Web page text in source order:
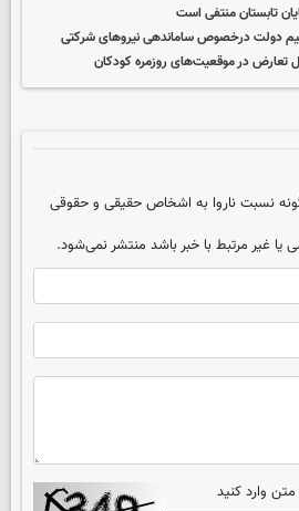
تابستان منتفی است
دولت درخصوص ساماندهی نیروهای شرکتی
تعارض در موقعیت‌های روزمره کودکان
نسبت ناروا به اشخاص حقیقی و حقوقی
یا غیر مرتبط با خبر باشد منتشر نمی‌شود.
وارد کنید